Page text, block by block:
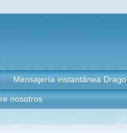
Mensajería instantánea
nosotros